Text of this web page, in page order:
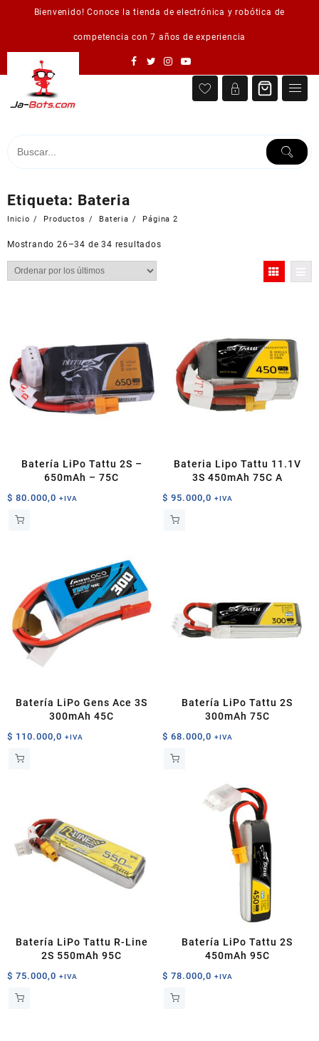
Bienvenido! Conoce la tienda de electrónica y robótica de
competencia con 7 años de experiencia
Etiqueta: Bateria
Inicio Productos Bateria Página 2
Mostrando 26–34 de 34 resultadosOrdenado
Batería LiPo Tattu 2S –
650mAh – 75C
$ 80.000,0 +IVA
Bateria Lipo Tattu 11.1V
3S 450mAh 75C A
$ 95.000,0 +IVA
Batería LiPo Gens Ace 3S
300mAh 45C
$ 110.000,0 +IVA
Batería LiPo Tattu 2S
300mAh 75C
$ 68.000,0 +IVA
Batería LiPo Tattu R-Line
2S 550mAh 95C
$ 75.000,0 +IVA
Batería LiPo Tattu 2S
450mAh 95C
$ 78.000,0 +IVA